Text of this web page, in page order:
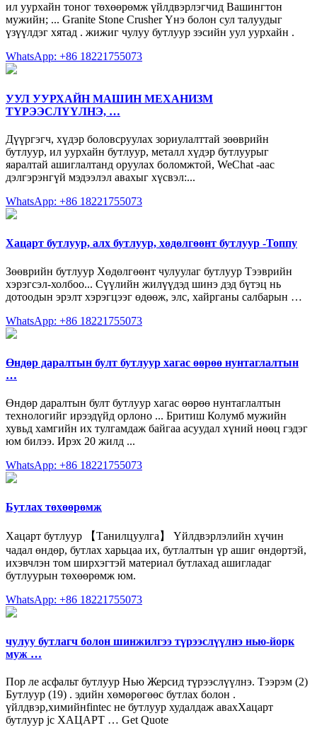
ил уурхайн тоног төхөөрөмж үйлдвэрлэгчид Вашингтон
мужийн; ... Granite Stone Crusher Үнэ болон сул талуудыг
үзүүлдэг хятад . жижиг чулуу бутлуур зэсийн уул уурхайн .
WhatsApp: +86 18221755073
УУЛ УУРХАЙН МАШИН МЕХАНИЗМ
ТҮРЭЭСЛҮҮЛНЭ, …
Дүүргэгч, хүдэр боловсруулах зориулалттай зөөврийн
бутлуур, ил уурхайн бутлуур, металл хүдэр бутлуурыг
яаралтай ашиглалтанд оруулах боломжтой, WeChat -аас
дэлгэрэнгүй мэдээлэл авахыг хүсвэл:...
WhatsApp: +86 18221755073
Хацарт бутлуур, алх бутлуур, хөдөлгөөнт бутлуур -Топпу
Зөөврийн бутлуур Хөдөлгөөнт чулуулаг бутлуур Тээврийн
хэрэгсэл-холбоо... Сүүлийн жилүүдэд шинэ дэд бүтэц нь
дотоодын эрэлт хэрэгцээг өдөөж, элс, хайрганы салбарын …
WhatsApp: +86 18221755073
Өндөр даралтын булт бутлуур хагас өөрөө нунтаглалтын
…
Өндөр даралтын булт бутлуур хагас өөрөө нунтаглалтын
технологийг ирээдүйд орлоно ... Бритиш Колумб мужийн
хувьд хамгийн их тулгамдаж байгаа асуудал хүний нөөц гэдэг
юм билээ. Ирэх 20 жилд ...
WhatsApp: +86 18221755073
Бутлах төхөөрөмж
Хацарт бутлуур 【Танилцуулга】 Үйлдвэрлэлийн хүчин
чадал өндөр, бутлах харьцаа их, бутлалтын үр ашиг өндөртэй,
ихэвчлэн том ширхэгтэй материал бутлахад ашигладаг
бутлуурын төхөөрөмж юм.
WhatsApp: +86 18221755073
чулуу бутлагч болон шинжилгээ түрээслүүлнэ нью-йорк
муж …
Пор ле асфальт бутлуур Нью Жерсид түрээслүүлнэ. Тээрэм (2)
Бутлуур (19) . эдийн хөмөрөгөөс бутлах болон .
үйлдвэр,химийнfintec не бутлуур худалдаж авахХацарт
бутлуур jc ХАЦАРТ … Get Quote